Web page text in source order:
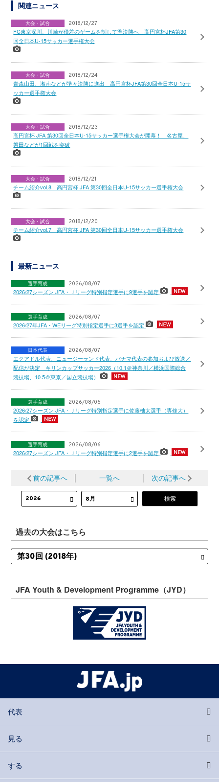
関連ニュース
大会・試合 2018/12/27
FC東京深川、川崎が僅差のゲームを制して準決勝へ 高円宮杯JFA第30
回全日本U-15サッカー選手権大会
大会・試合 2018/12/24
青森山田、湘南などが準々決勝に進出 高円宮杯JFA第30回全日本U-15サ
ッカー選手権大会
大会・試合 2018/12/23
高円宮杯 JFA 第30回全日本U-15サッカー選手権大会が開幕！ 名古屋、
磐田などが1回戦を突破
大会・試合 2018/12/21
チーム紹介vol.8 高円宮杯 JFA 第30回全日本U-15サッカー選手権大会
大会・試合 2018/12/20
チーム紹介vol.7 高円宮杯 JFA 第30回全日本U-15サッカー選手権大会
最新ニュース
選手育成 2026/08/07
2026/27シーズン JFA・Ｊリーグ特別指定選手に9選手を認定
選手育成 2026/08/07
2026/27年JFA・WEリーグ特別指定選手に3選手を認定
日本代表 2026/08/07
エクアドル代表、ニュージーランド代表、パナマ代表の参加および放送／
配信が決定 キリンカップサッカー2026（10.1＠神奈川／横浜国際総合
競技場、10.5＠東京／国立競技場）
選手育成 2026/08/06
2026/27シーズン JFA・Ｊリーグ特別指定選手に佐藤柚太選手（専修大）
を認定
選手育成 2026/08/06
2026/27シーズン JFA・Ｊリーグ特別指定選手に2選手を認定
前の記事へ 一覧へ 次の記事へ
過去の大会はこちら
JFA Youth & Development Programme（JYD）
代表
見る
する